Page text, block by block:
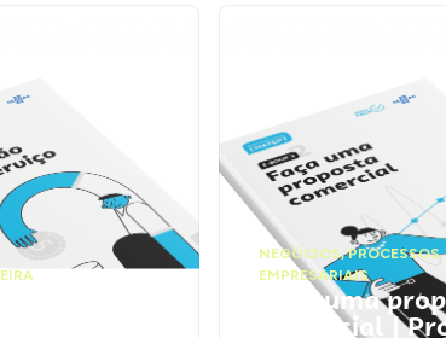
NEGÓCIOS,PROCESSOS
EMPRESARIAIS
Faça uma
comercial |